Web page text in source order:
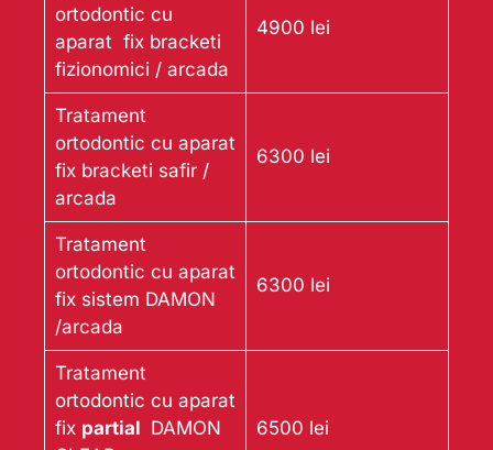
ortodontic cu
aparat fix bracketi
fizionomici / arcada
4900 lei
Tratament
ortodontic cu aparat
fix bracketi safir /
arcada
6300 lei
Tratament
ortodontic cu aparat
fix sistem DAMON
/arcada
6300 lei
Tratament
ortodontic cu aparat
fix partial DAMON
6500 lei